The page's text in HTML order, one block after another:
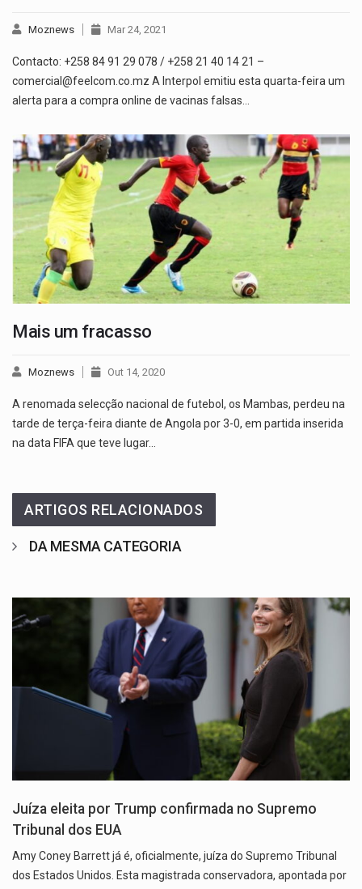
Moznews Mar 24, 2021
Contacto: +258 84 91 29 078 / +258 21 40 14 21 –
comercial@feelcom.co.mz A Interpol emitiu esta quarta-feira um
alerta para a compra online de vacinas falsas…
Mais um fracasso
Moznews Out 14, 2020
A renomada selecção nacional de futebol, os Mambas, perdeu na
tarde de terça-feira diante de Angola por 3-0, em partida inserida
na data FIFA que teve lugar…
ARTIGOS RELACIONADOS
DA MESMA CATEGORIA
Juíza eleita por Trump confirmada no Supremo
Tribunal dos EUA
Amy Coney Barrett já é, oficialmente, juíza do Supremo Tribunal
dos Estados Unidos. Esta magistrada conservadora, apontada por